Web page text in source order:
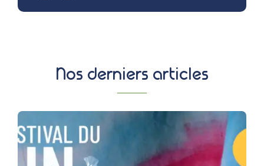
Nos derniers articles